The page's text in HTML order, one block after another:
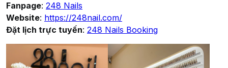
Fanpage: 248 Nails
Website: https://248nail.com/
Đặt lịch trực tuyến: 248 Nails Booking